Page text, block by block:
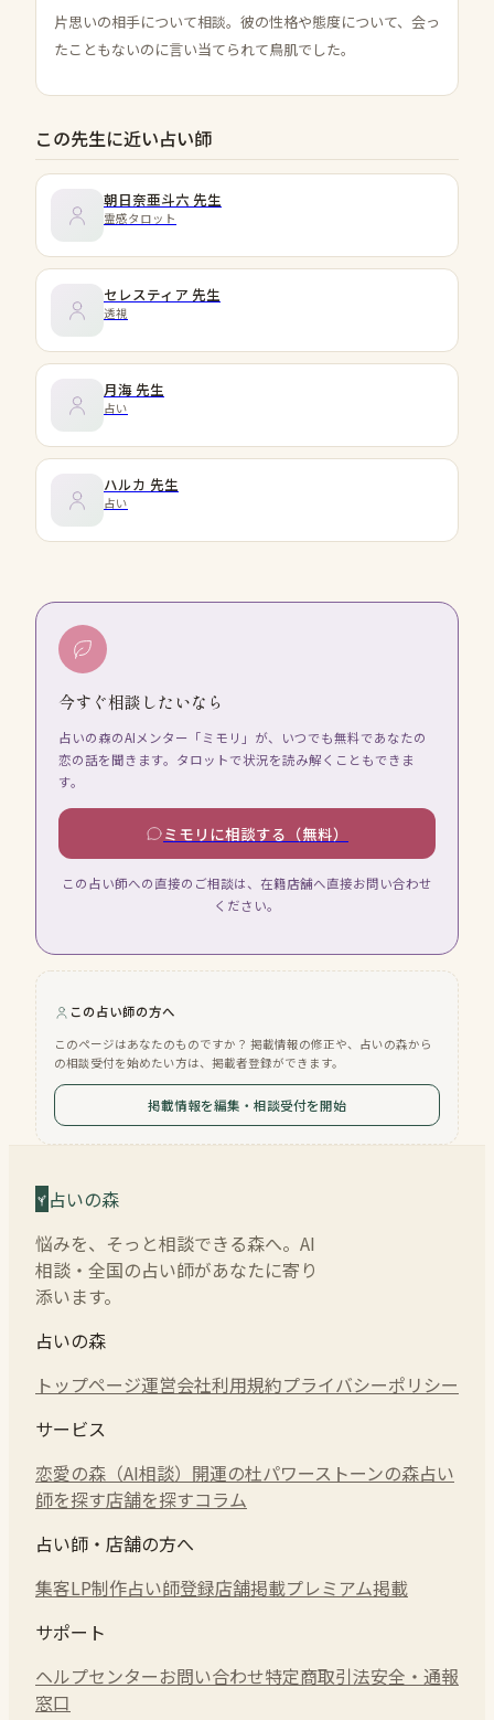
片思いの相手について相談。彼の性格や態度について、会っ
たこともないのに言い当てられて鳥肌でした。
この先生に近い占い師
朝日奈亜斗六 先生
霊感タロット
セレスティア 先生
透視
月海 先生
占い
ハルカ 先生
占い
今すぐ相談したいなら
占いの森のAIメンター「ミモリ」が、いつでも無料であなたの
恋の話を聞きます。タロットで状況を読み解くこともできま
す。
ミモリに相談する（無料）
この占い師への直接のご相談は、在籍店舗へ直接お問い合わせ
ください。
この占い師の方へ
このページはあなたのものですか？ 掲載情報の修正や、占いの森から
の相談受付を始めたい方は、掲載者登録ができます。
掲載情報を編集・相談受付を開始
占いの森
悩みを、そっと相談できる森へ。AI
相談・全国の占い師があなたに寄り
添います。
占いの森
トップページ運営会社利用規約プライバシーポリシー
サービス
恋愛の森（AI相談） 開運の杜パワーストーンの森占い
師を探す店舗を探すコラム
占い師・店舗の方へ
集客LP制作占い師登録店舗掲載プレミアム掲載
サポート
ヘルプセンターお問い合わせ特定商取引法安全・通報
窓口